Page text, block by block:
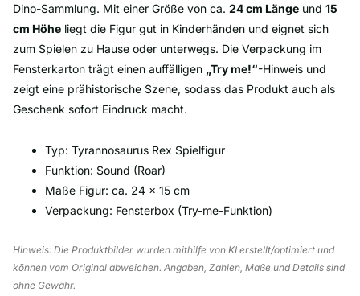
Dino-Sammlung. Mit einer Größe von ca. 24 cm Länge und 15
cm Höhe liegt die Figur gut in Kinderhänden und eignet sich
zum Spielen zu Hause oder unterwegs. Die Verpackung im
Fensterkarton trägt einen auffälligen „Try me!“-Hinweis und
zeigt eine prähistorische Szene, sodass das Produkt auch als
Geschenk sofort Eindruck macht.
Typ: Tyrannosaurus Rex Spielfigur
Funktion: Sound (Roar)
Maße Figur: ca. 24 × 15 cm
Verpackung: Fensterbox (Try-me-Funktion)
Hinweis: Die Produktbilder wurden mithilfe von KI erstellt/optimiert und
können vom Original abweichen. Angaben, Zahlen, Maße und Details sind
ohne Gewähr.